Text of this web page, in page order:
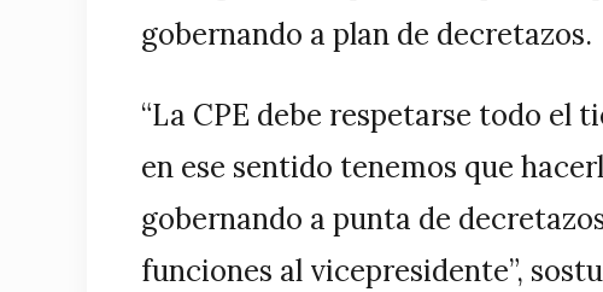
gobernando a plan de decretazos.
“La CPE debe respetarse todo el
en ese sentido tenemos que
gobernando a punta de
funciones al vicepresidente”,